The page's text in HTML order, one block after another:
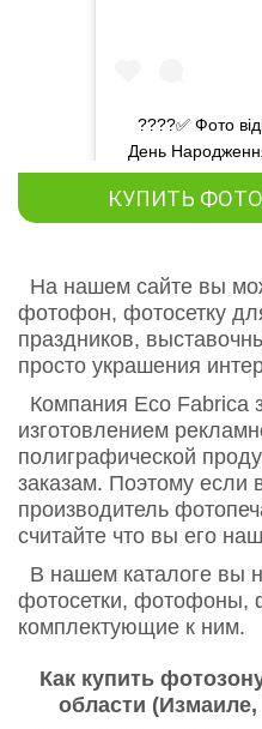
????✅ Фото
День
????
Публикация от
КУПИТЬ
На нашем сайте вы
фотофон, фотосетку
праздников,
просто украшения
Компания Eco Fabrica
изготовлением
полиграфической
заказам. Поэтому
производитель
считайте что вы его
В нашем каталоге вы
фотосетки, фотофоны,
комплектующие к ним.
Как купить
области